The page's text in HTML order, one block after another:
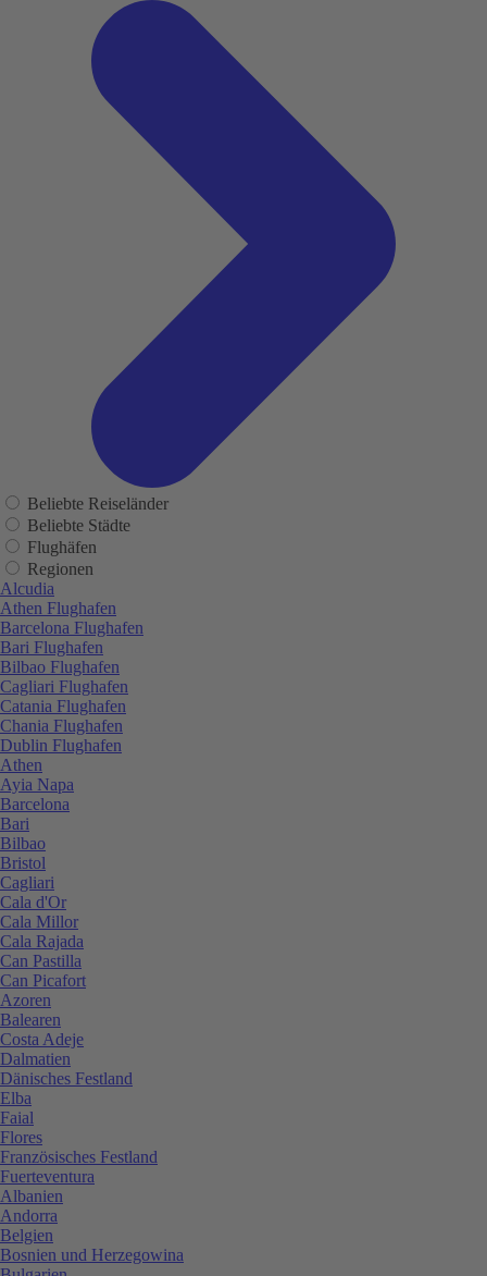
Beliebte Reiseländer
Beliebte Städte
Flughäfen
Regionen
Alcudia
Athen Flughafen
Barcelona Flughafen
Bari Flughafen
Bilbao Flughafen
Cagliari Flughafen
Catania Flughafen
Chania Flughafen
Dublin Flughafen
Athen
Ayia Napa
Barcelona
Bari
Bilbao
Bristol
Cagliari
Cala d'Or
Cala Millor
Cala Rajada
Can Pastilla
Can Picafort
Azoren
Balearen
Costa Adeje
Dalmatien
Dänisches Festland
Elba
Faial
Flores
Französisches Festland
Fuerteventura
Albanien
Andorra
Belgien
Bosnien und Herzegowina